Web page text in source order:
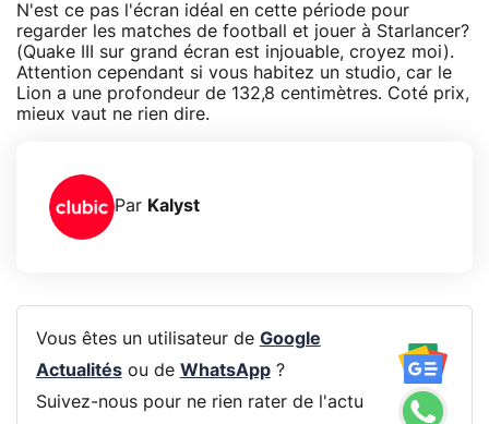
N'est ce pas l'écran idéal en cette période pour
regarder les matches de football et jouer à Starlancer?
(Quake III sur grand écran est injouable, croyez moi).
Attention cependant si vous habitez un studio, car le
Lion a une profondeur de 132,8 centimètres. Coté prix,
mieux vaut ne rien dire.
Par Kalyst
Vous êtes un utilisateur de Google
Actualitésou de WhatsApp?
Suivez-nous pour ne rien rater de l'actu